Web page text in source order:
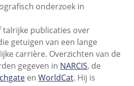
onderzoek in
talrijke publicaties over
getuigen van een lange
carrière. Overzichten van de
gegeven in NARCIS, de
en WorldCat. Hij is